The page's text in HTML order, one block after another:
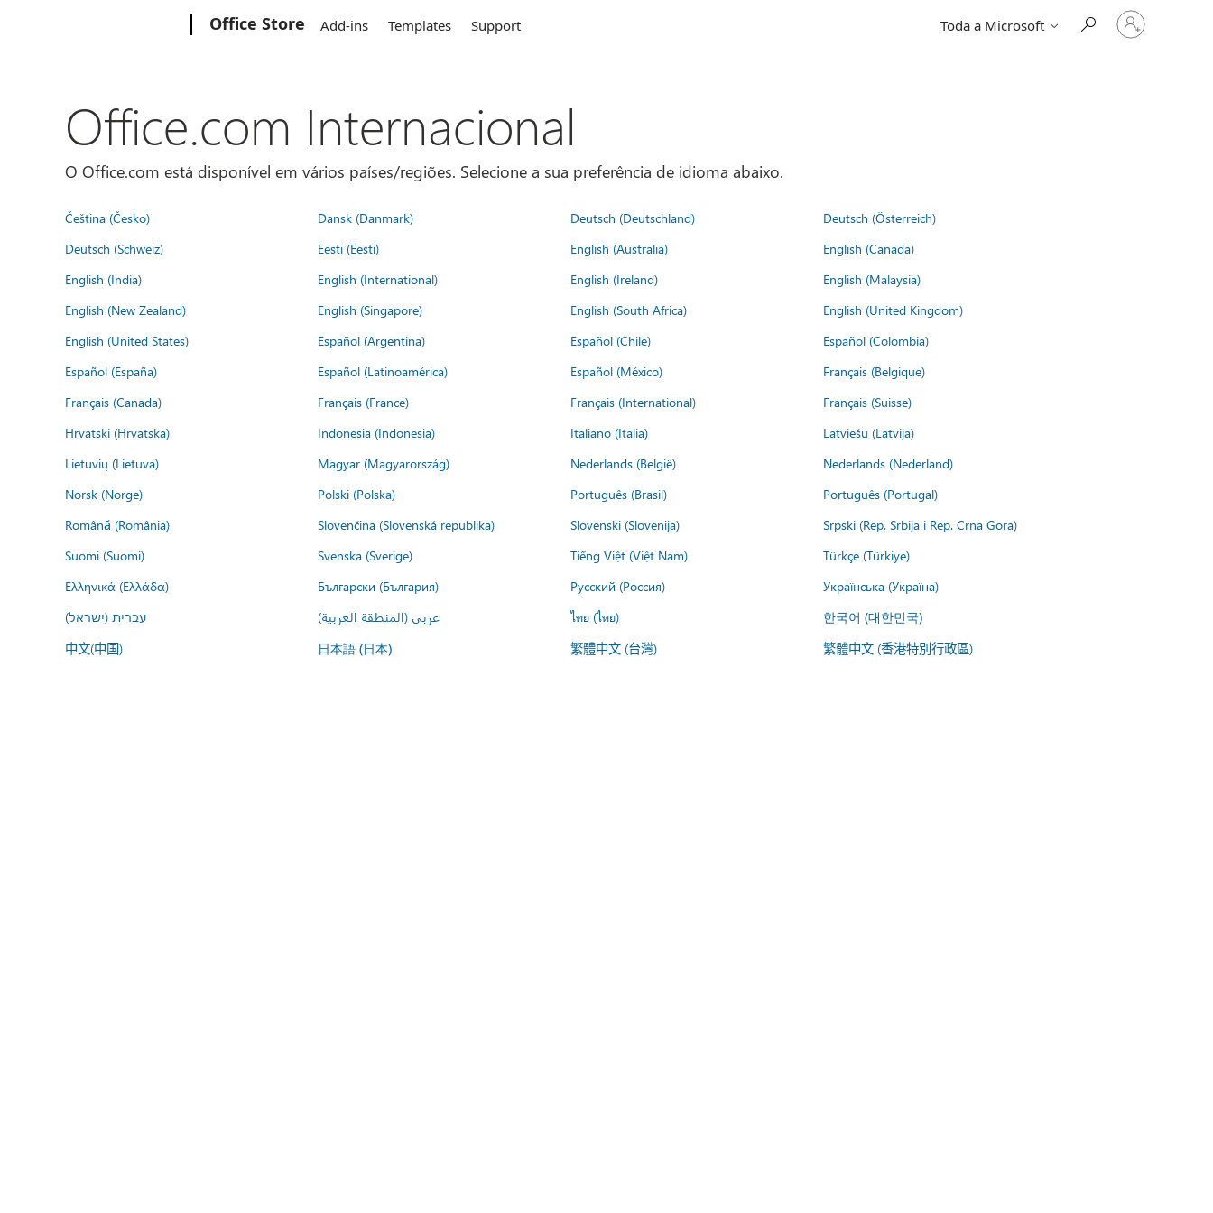
Office Store Add-ins Templates Support Toda a Microsoft
Iniciar
sessão
Office.com Internacional
O Office.com está disponível em vários países/regiões. Selecione a sua preferência de idioma abaixo.
Čeština (Česko) Dansk (Danmark) Deutsch (Deutschland)
Deutsch (Österreich)
Deutsch (Schweiz)
Eesti (Eesti) English (Australia)
English (Canada)
English (India)
English (International) English (Ireland)
English (Malaysia)
English (New Zealand)
English (Singapore) English (South Africa)
English (United Kingdom)
English (United States)
Español (Argentina) Español (Chile)
Español (Colombia)
Español (España)
Español (Latinoamérica) Español (México)
Français (Belgique)
Français (Canada)
Français (France) Français (International)
Français (Suisse)
Hrvatski (Hrvatska)
Indonesia (Indonesia) Italiano (Italia)
Latviešu (Latvija)
Lietuvių (Lietuva)
Magyar (Magyarország) Nederlands (België)
Nederlands (Nederland)
Norsk (Norge)
Polski (Polska) Português (Brasil)
Português (Portugal)
Română (România)
Slovenčina (Slovenská republika) Slovenski (Slovenija)
Srpski (Rep. Srbija i Rep. Crna Gora)
Suomi (Suomi)
Svenska (Sverige) Tiếng Việt (Việt Nam)
Türkçe (Türkiye)
Ελληνικά (Ελλάδα)
Български (България) Русский (Россия)
Українська (Україна)
עברית (ישראל)
عربي (المنطقة العربية) ไทย (ไทย) 한국어 (대한민국)
中文(中国) 日本語 (日本) 繁體中文 (台灣) 繁體中文 (香港特別行政區)